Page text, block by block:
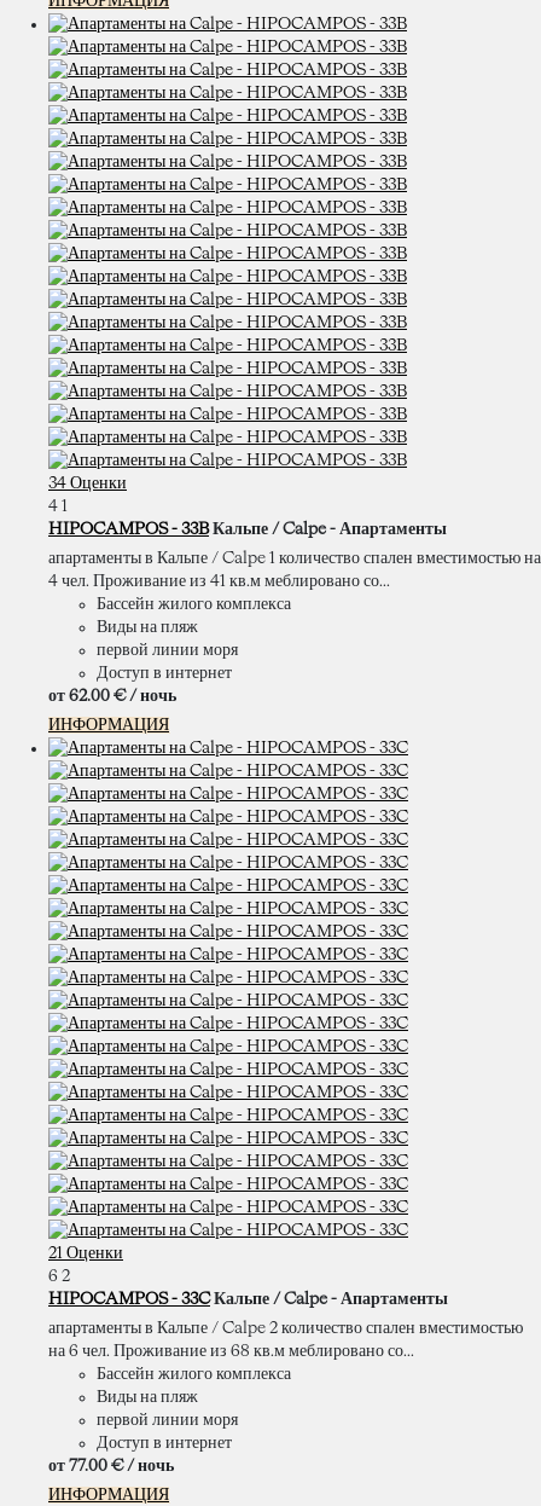
34 Оценки
4 1
HIPOCAMPOS - 33B Кальпе / Calpe - Апартаменты
апартаменты в Кальпе / Calpe 1 количество спален вместимостью на
4 чел. Проживание из 41 кв.м меблировано со...
Бассейн жилого комплекса
Виды на пляж
первой линии моря
Доступ в интернет
от 62.00 € / ночь
ИНФОРМАЦИЯ
21 Оценки
6 2
HIPOCAMPOS - 33C Кальпе / Calpe - Апартаменты
апартаменты в Кальпе / Calpe 2 количество спален вместимостью
на 6 чел. Проживание из 68 кв.м меблировано со...
Бассейн жилого комплекса
Виды на пляж
первой линии моря
Доступ в интернет
от 77.00 € / ночь
ИНФОРМАЦИЯ